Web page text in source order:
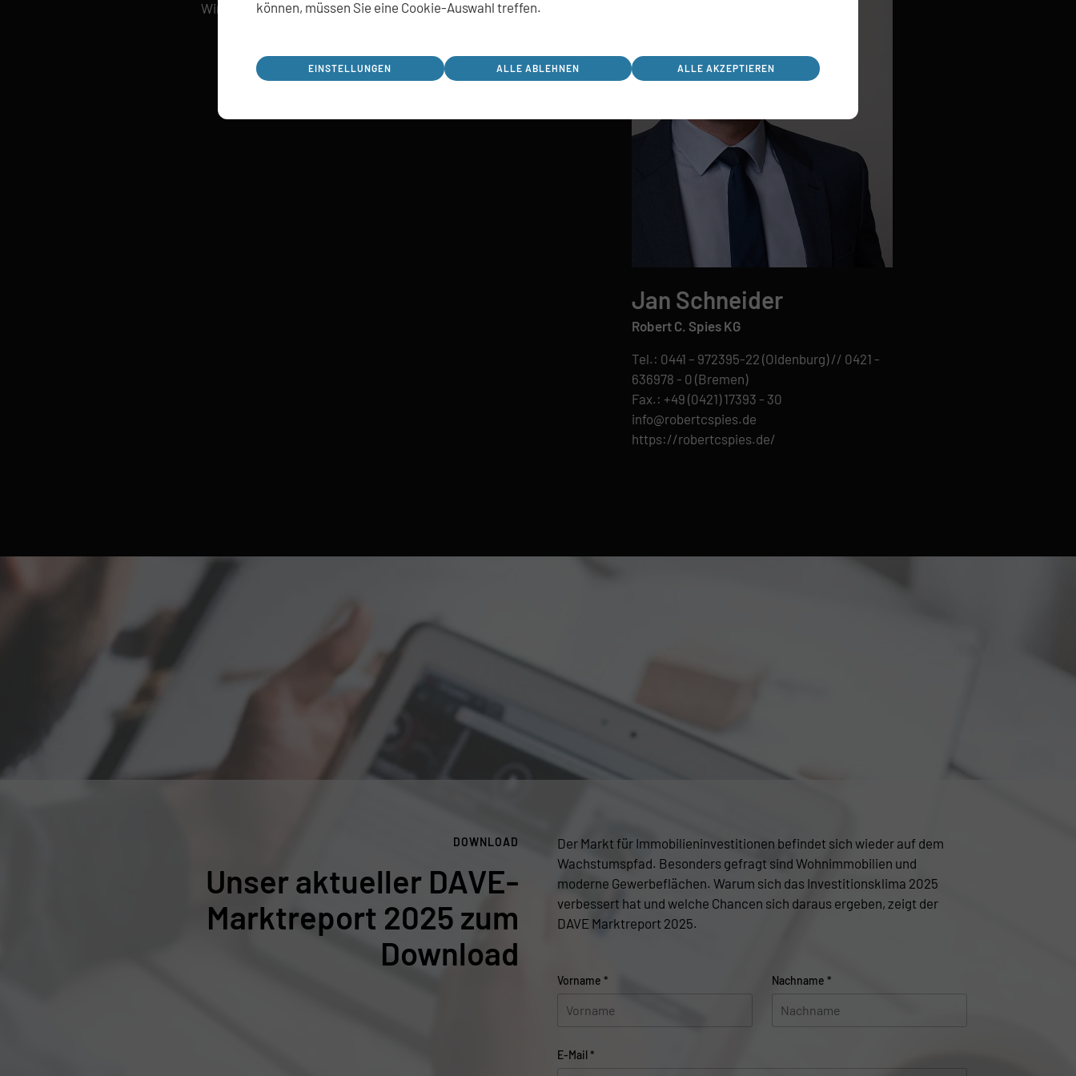
Wir freuen uns auf ein Gespräch mit Ihnen.
Jan Schneider
Robert C. Spies KG
Tel.: 0441 – 972395-22 (Oldenburg) // 0421 -
636978 - 0 (Bremen)
Fax.: +49 (0421) 17393 - 30
info@robertcspies.de
https://robertcspies.de/
DOWNLOAD
Unser aktueller DAVE-
Marktreport 2025 zum
Download
Der Markt für Immobilieninvestitionen befindet sich wieder auf dem
Wachstumspfad. Besonders gefragt sind Wohnimmobilien und
moderne Gewerbeflächen. Warum sich das Investitionsklima 2025
verbessert hat und welche Chancen sich daraus ergeben, zeigt der
DAVE Marktreport 2025.
Vorname * Nachname *
E-Mail*
können, müssen Sie eine Cookie-Auswahl treffen.
EINSTELLUNGEN ALLE ABLEHNEN ALLE AKZEPTIEREN